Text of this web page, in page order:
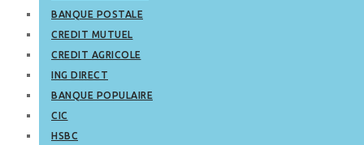
BANQUE POSTALE
CREDIT MUTUEL
CREDIT AGRICOLE
ING DIRECT
BANQUE POPULAIRE
CIC
HSBC